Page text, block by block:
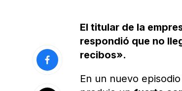
El titular de la
respondió que no
recibos».
En un nuevo